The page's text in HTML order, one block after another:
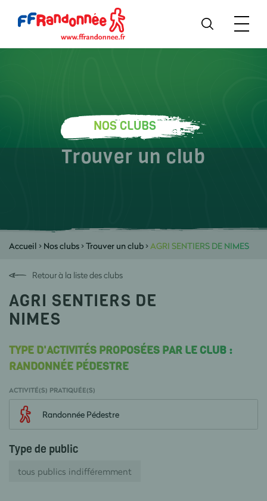
NOS CLUBS
Trouver un club
Accueil > Nos clubs>Trouver un club>AGRI SENTIERS DE NIMES
Retour à la liste des clubs
AGRI SENTIERS DE
NIMES
TYPE D'ACTIVITÉS PROPOSÉES PAR LE CLUB :
RANDONNÉE PÉDESTRE
ACTIVITÉ(S) PRATIQUÉE(S)
Randonnée Pédestre
Type de public
tous publics indifféremment